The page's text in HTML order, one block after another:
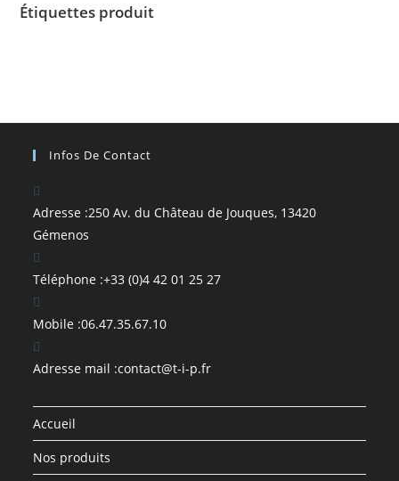
Étiquettes produit
Infos De Contact
Adresse :250 Av. du Château de Jouques, 13420
Gémenos
Téléphone :+33 (0)4 42 01 25 27
Mobile :06.47.35.67.10
Adresse mail :contact@t-i-p.fr
Accueil
Nos produits